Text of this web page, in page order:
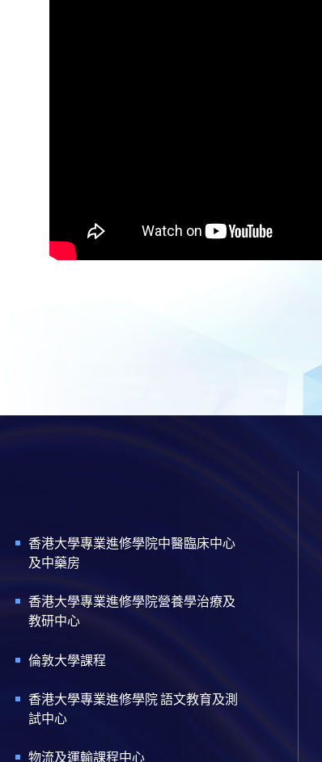
香港大學專業進修學院中醫臨床中心
及中藥房
香港大學專業進修學院營養學治療及
教研中心
倫敦大學課程
香港大學專業進修學院 語文教育及測
試中心
物流及運輸課程中心